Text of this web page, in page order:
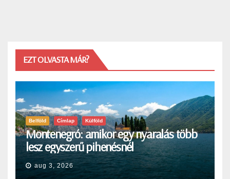
EZT OLVASTA MÁR?
Belföld Címlap Külföld
Montenegró: amikor egy nyaralás több
lesz egyszerű pihenésnél
aug 3, 2026